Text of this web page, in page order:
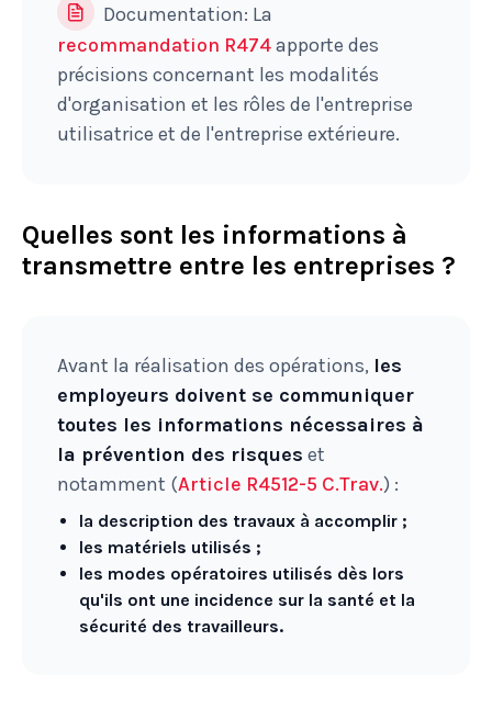
Documentation: La
recommandation R474apporte des
précisions concernant les modalités
d'organisation et les rôles de l'entreprise
utilisatrice et de l'entreprise extérieure.
Quelles sont les informations à
transmettre entre les entreprises ?
Avant la réalisation des opérations, les
employeurs doivent se communiquer
toutes les informations nécessaires à
la prévention des risques et
notamment (Article R4512-5 C.Trav.) :
la description des travaux à accomplir ;
les matériels utilisés ;
les modes opératoires utilisés dès lors
qu'ils ont une incidence sur la santé et la
sécurité des travailleurs.